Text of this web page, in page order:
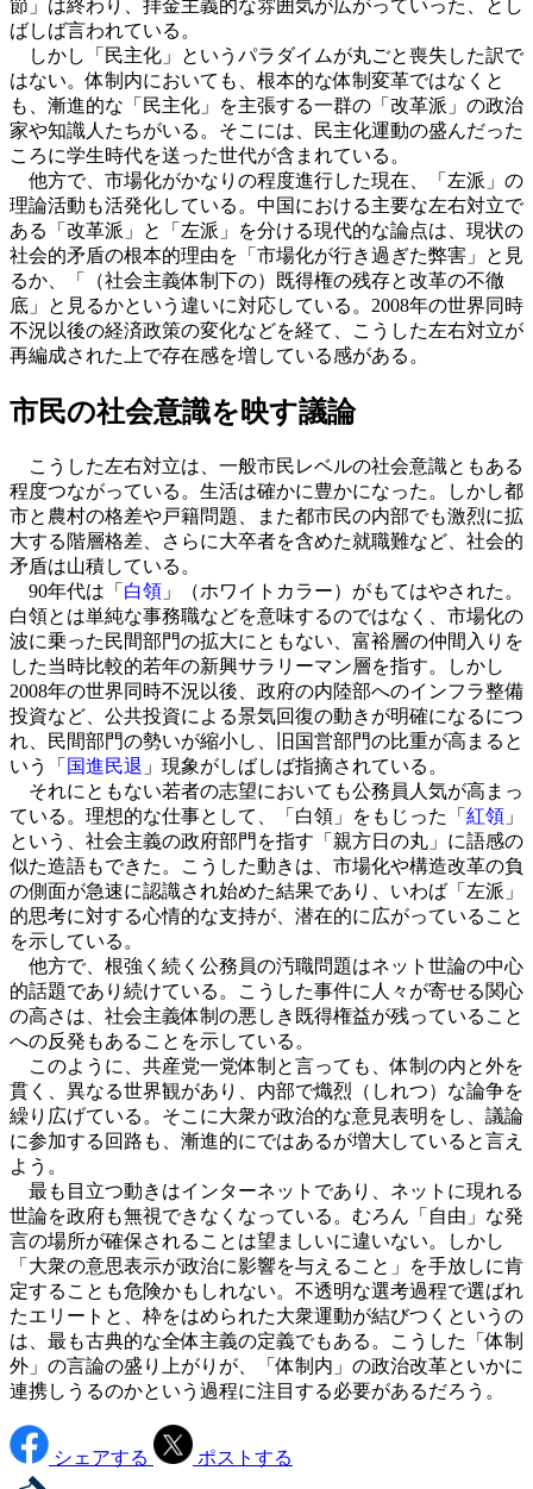
節」は終わり、拝金主義的な雰囲気が広がっていった、とし
ばしば言われている。
しかし「民主化」というパラダイムが丸ごと喪失した訳で
はない。体制内においても、根本的な体制変革ではなくと
も、漸進的な「民主化」を主張する一群の「改革派」の政治
家や知識人たちがいる。そこには、民主化運動の盛んだった
ころに学生時代を送った世代が含まれている。
他方で、市場化がかなりの程度進行した現在、「左派」の
理論活動も活発化している。中国における主要な左右対立で
ある「改革派」と「左派」を分ける現代的な論点は、現状の
社会的矛盾の根本的理由を「市場化が行き過ぎた弊害」と見
るか、「（社会主義体制下の）既得権の残存と改革の不徹
底」と見るかという違いに対応している。2008年の世界同時
不況以後の経済政策の変化などを経て、こうした左右対立が
再編成された上で存在感を増している感がある。
市民の社会意識を映す議論
こうした左右対立は、一般市民レベルの社会意識ともある
程度つながっている。生活は確かに豊かになった。しかし都
市と農村の格差や戸籍問題、また都市民の内部でも激烈に拡
大する階層格差、さらに大卒者を含めた就職難など、社会的
矛盾は山積している。
90年代は「 白領 」（ホワイトカラー）がもてはやされた。
白領とは単純な事務職などを意味するのではなく、市場化の
波に乗った民間部門の拡大にともない、富裕層の仲間入りを
した当時比較的若年の新興サラリーマン層を指す。しかし
2008年の世界同時不況以後、政府の内陸部へのインフラ整備
投資など、公共投資による景気回復の動きが明確になるにつ
れ、民間部門の勢いが縮小し、旧国営部門の比重が高まると
いう「 国進民退 」現象がしばしば指摘されている。
それにともない若者の志望においても公務員人気が高まっ
ている。理想的な仕事として、「白領」をもじった「 紅領 」
という、社会主義の政府部門を指す「親方日の丸」に語感の
似た造語もできた。こうした動きは、市場化や構造改革の負
の側面が急速に認識され始めた結果であり、いわば「左派」
的思考に対する心情的な支持が、潜在的に広がっていること
を示している。
他方で、根強く続く公務員の汚職問題はネット世論の中心
的話題であり続けている。こうした事件に人々が寄せる関心
の高さは、社会主義体制の悪しき既得権益が残っていること
への反発もあることを示している。
このように、共産党一党体制と言っても、体制の内と外を
貫く、異なる世界観があり、内部で熾烈（しれつ）な論争を
繰り広げている。そこに大衆が政治的な意見表明をし、議論
に参加する回路も、漸進的にではあるが増大していると言え
よう。
最も目立つ動きはインターネットであり、ネットに現れる
世論を政府も無視できなくなっている。むろん「自由」な発
言の場所が確保されることは望ましいに違いない。しかし
「大衆の意思表示が政治に影響を与えること」を手放しに肯
定することも危険かもしれない。不透明な選考過程で選ばれ
たエリートと、枠をはめられた大衆運動が結びつくというの
は、最も古典的な全体主義の定義でもある。こうした「体制
外」の言論の盛り上がりが、「体制内」の政治改革といかに
連携しうるのかという過程に注目する必要があるだろう。
シェアする ポストする